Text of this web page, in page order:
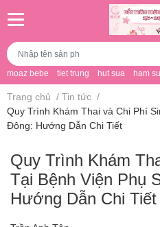
moaz bebe tiet trung hut sua ham
Trang chủ / Tin tức /
Quy Trình Khám Thai và Chi Phí
Đông: Hướng Dẫn Chi Tiết
Quy Trình Khám
Tại Bệnh Viện Phụ
Hướng Dẫn Chi Tiết